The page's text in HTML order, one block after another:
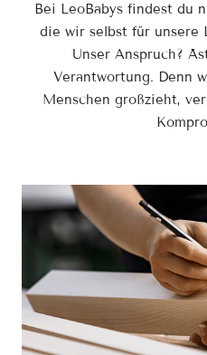
Bei LeoBabys findest du
die wir selbst für unsere
Unser Anspruch?
Verantwortung. Denn
Menschen großzieht,